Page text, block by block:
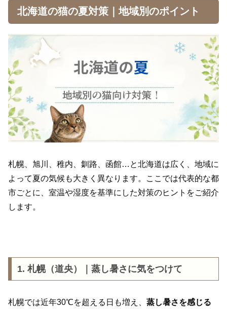
北海道の猫の夏対策｜地域別のポイント
札幌、旭川、稚内、釧路、函館…と北海道は広く、地域に
よって夏の気候も大きく異なります。
ここでは代表的な都
市ごとに、室温や湿度を基準にした対策のヒントをご紹介
します。
1. 札幌（道央）｜蒸し暑さに気をつけて
札幌では近年30℃を超える日も増え、 蒸し暑さを感じる